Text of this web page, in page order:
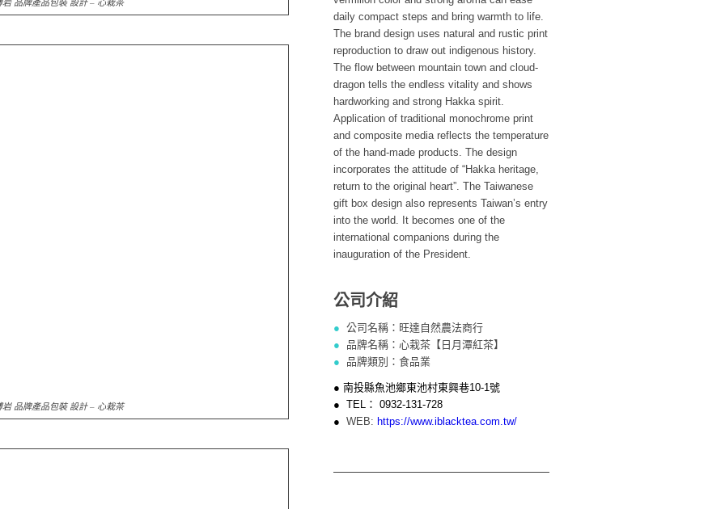
岩 品牌產品包裝 設計– 心栽茶
daily compact steps and bring warmth to life.
The brand design uses natural and rustic print
reproduction to draw out indigenous history.
The flow between mountain town and cloud-
dragon tells the endless vitality and shows
hardworking and strong Hakka spirit.
Application of traditional monochrome print
and composite media reflects the temperature
of the hand-made products. The design
incorporates the attitude of “Hakka heritage,
return to the original heart”. The Taiwanese
gift box design also represents Taiwan’s entry
into the world. It becomes one of the
international companions during the
inauguration of the President.
公司介紹
●公司名稱：旺達自然農法商行
● 品牌名稱：心栽茶【日月潭紅茶】
● 品牌類別：食品業
● 南投縣魚池鄉東池村東興巷10-1號
● TEL： 0932-131-728
●WEB:https://www.iblacktea.com.tw/